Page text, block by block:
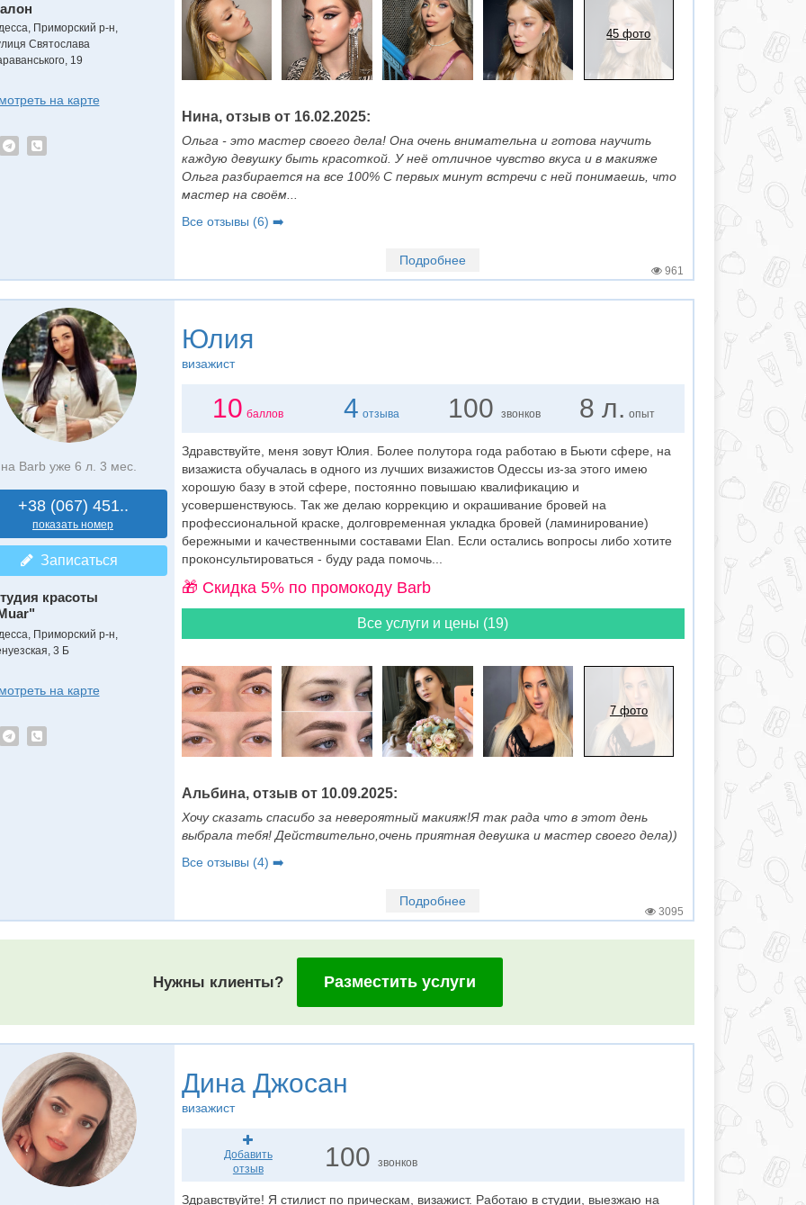
Приморский р-н,
Святослава
19
на карте
45 фото
Нина, отзыв от 16.02.2025:
Ольга - это мастер своего дела! Она очень внимательна и готова научить
каждую девушку быть красоткой. У неё отличное чувство вкуса и в макияже
Ольга разбирается на все 100% С первых минут встречи с ней понимаешь, что
мастер на своём...
Все отзывы (6) ➡️
Подробнее
961
на Barb уже 6 л. 3 мес.
+38 (067) 451..
показать номер
Записаться
красоты
Приморский р-н,
3 Б
на карте
Юлия
визажист
10 баллов 4 отзыва 100 звонков 8 л. опыт
Здравствуйте, меня зовут Юлия. Более полутора года работаю в Бьюти сфере, на
визажиста обучалась в одного из лучших визажистов Одессы из-за этого имею
хорошую базу в этой сфере, постоянно повышаю квалификацию и
усовершенствуюсь. Так же делаю коррекцию и окрашивание бровей на
профессиональной краске, долговременная укладка бровей (ламинирование)
бережными и качественными составами Elan. Если остались вопросы либо хотите
проконсультироваться - буду рада помочь...
🎁 Cкидка 5% по промокоду Barb
Все услуги и цены (19)
7 фото
Альбина, отзыв от 10.09.2025:
Хочу сказать спасибо за невероятный макияж!Я так рада что в этот день
выбрала тебя! Действительно,очень приятная девушка и мастер своего дела))
Все отзывы (4) ➡️
Подробнее
3095
Нужны клиенты? Разместить услуги
Дина Джосан
визажист
Добавить
отзыв
100звонков
Здравствуйте! Я стилист по прическам, визажист. Работаю в студии, выезжаю на